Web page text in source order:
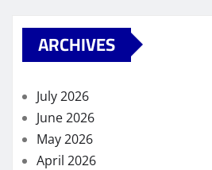
ARCHIVES
July 2026
June 2026
May 2026
April 2026